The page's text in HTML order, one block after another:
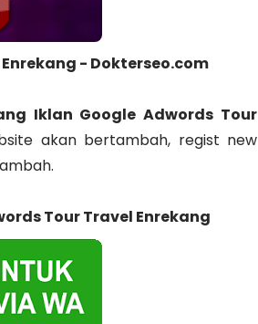
- Dokterseo.com
Iklan Google Adwords Tour
akan bertambah, regist new
Tour Travel Enrekang